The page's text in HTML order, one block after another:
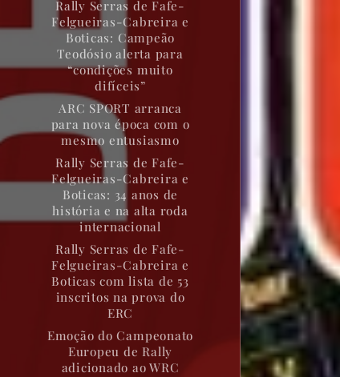
Rally Serras de Fafe-
Felgueiras-Cabreira e
Boticas: Campeão
Teodósio alerta para
“condições muito
difíceis”
ARC SPORT arranca
para nova época com o
mesmo entusiasmo
Rally Serras de Fafe-
Felgueiras-Cabreira e
Boticas: 34 anos de
história e na alta roda
internacional
Rally Serras de Fafe-
Felgueiras-Cabreira e
Boticas com lista de 53
inscritos na prova do
ERC
Emoção do Campeonato
Europeu de Rally
adicionado ao WRC